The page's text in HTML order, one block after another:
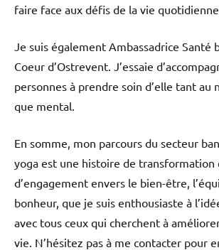
faire face aux défis de la vie quotidienne.
Je suis également Ambassadrice Santé
Coeur d’Ostrevent. J’essaie
personnes à prendre soin d’elle tant au
que mental.
En somme, mon parcours du secteur
yoga est une histoire de transformation
d’engagement envers le bien-être,
bonheur, que je suis enthousiaste à
avec tous ceux qui cherchent à
vie. N’hésitez pas à me contacter pour